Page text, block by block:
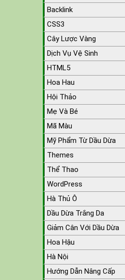
Backlink
CSS3
Cây Lược Vàng
Dịch Vụ Vệ Sinh
HTML5
Hoa Hau
Hội Thảo
Mẹ Và Bé
Mã Màu
Mỹ Phẩm Từ Dầu Dừa
Themes
Thể Thao
WordPress
Hà Thủ Ô
Dầu Dừa Trắng Da
Giảm Cân Với Dầu Dừa
Hoa Hậu
Hà Nội
Hướng Dẫn Nâng Cấp